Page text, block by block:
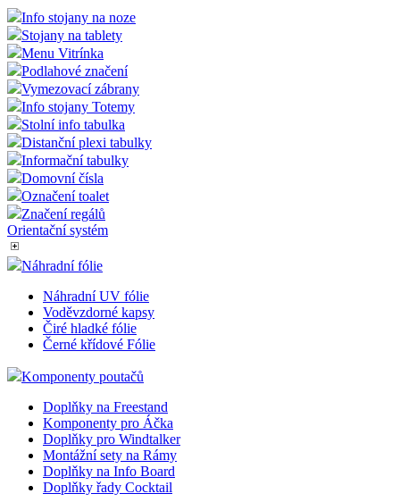
Info stojany na noze
Stojany na tablety
Menu Vitrínka
Podlahové značení
Vymezovací zábrany
Info stojany Totemy
Stolní info tabulka
Distanční plexi tabulky
Informační tabulky
Domovní čísla
Označení toalet
Značení regálů
Orientační systém
Náhradní fólie
Náhradní UV fólie
Voděvzdorné kapsy
Čiré hladké fólie
Černé křídové Fólie
Komponenty poutačů
Doplňky na Freestand
Komponenty pro Áčka
Doplňky pro Windtalker
Montážní sety na Rámy
Doplňky na Info Board
Doplňky řady Cocktail